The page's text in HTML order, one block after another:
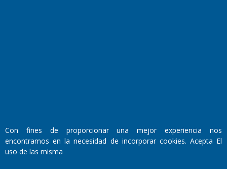
Con fines de proporcionar una mejor experiencia nos
encontramos en la necesidad de incorporar cookies. Acepta El
uso de las misma